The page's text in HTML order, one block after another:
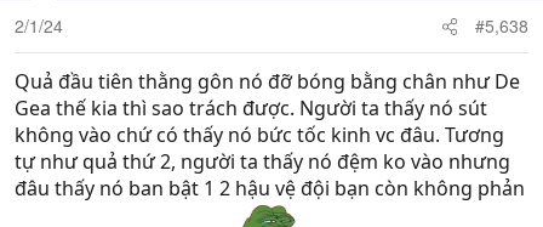
2/1/24 #5,638
Quả đầu tiên thằng gôn nó đỡ bóng bằng chân như De
Gea thế kia thì sao trách được. Người ta thấy nó sút
không vào chứ có thấy nó bức tốc kinh vc đâu. Tương
tự như quả thứ 2, người ta thấy nó đệm ko vào nhưng
đâu thấy nó ban bật 1 2 hậu vệ đội bạn còn không phản